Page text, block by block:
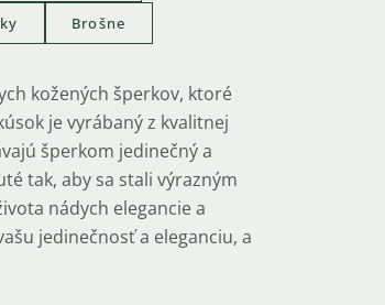
kožených šperkov, ktoré
je vyrábaný z kvalitnej
šperkom jedinečný a
tak, aby sa stali výrazným
nádych elegancie a
jedinečnosť a eleganciu, a
Brošne